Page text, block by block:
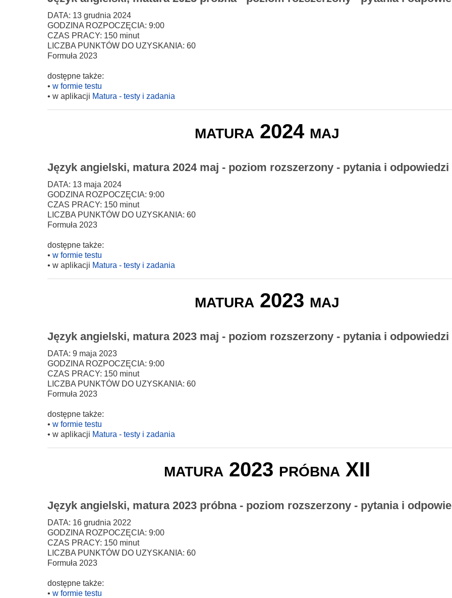
DATA: 13 grudnia 2024
GODZINA ROZPOCZĘCIA: 9:00
CZAS PRACY: 150 minut
LICZBA PUNKTÓW DO UZYSKANIA: 60
Formuła 2023
dostępne także:
• w formie testu
• w aplikacji Matura - testy i zadania
matura 2024 maj
Język angielski, matura 2024 maj - poziom rozszerzony - pytania i odpowiedzi
DATA: 13 maja 2024
GODZINA ROZPOCZĘCIA: 9:00
CZAS PRACY: 150 minut
LICZBA PUNKTÓW DO UZYSKANIA: 60
Formuła 2023
dostępne także:
• w formie testu
• w aplikacji Matura - testy i zadania
matura 2023 maj
Język angielski, matura 2023 maj - poziom rozszerzony - pytania i odpowiedzi
DATA: 9 maja 2023
GODZINA ROZPOCZĘCIA: 9:00
CZAS PRACY: 150 minut
LICZBA PUNKTÓW DO UZYSKANIA: 60
Formuła 2023
dostępne także:
• w formie testu
• w aplikacji Matura - testy i zadania
matura 2023 próbna XII
Język angielski, matura 2023 próbna - poziom rozszerzony - pytania i
DATA: 16 grudnia 2022
GODZINA ROZPOCZĘCIA: 9:00
CZAS PRACY: 150 minut
LICZBA PUNKTÓW DO UZYSKANIA: 60
Formuła 2023
dostępne także:
• w formie testu